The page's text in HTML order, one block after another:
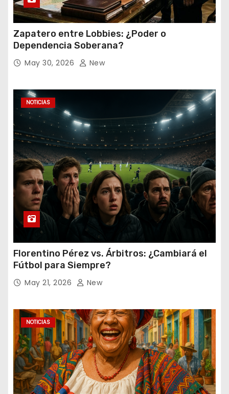
Zapatero entre Lobbies: ¿Poder o
Dependencia Soberana?
May 30, 2026 New
NOTICIAS
Florentino Pérez vs. Árbitros: ¿Cambiará el
Fútbol para Siempre?
May 21, 2026 New
NOTICIAS